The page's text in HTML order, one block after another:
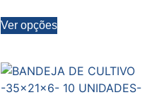
Ver opções